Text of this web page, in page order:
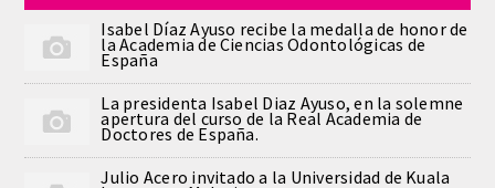
Isabel Díaz Ayuso recibe la medalla de honor de
la Academia de Ciencias Odontológicas de
España
La presidenta Isabel Diaz Ayuso, en la solemne
apertura del curso de la Real Academia de
Doctores de España.
Julio Acero invitado a la Universidad de Kuala